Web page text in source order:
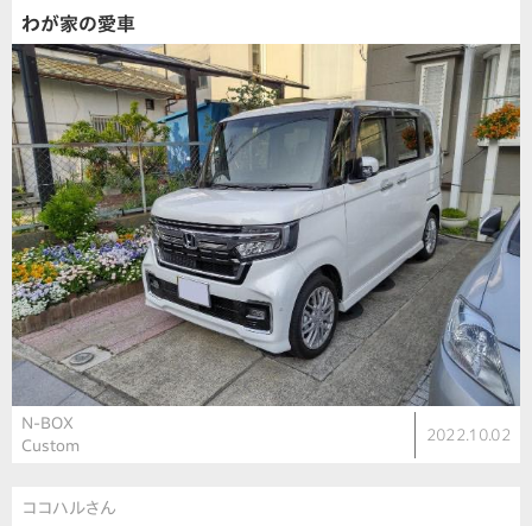
わが家の愛車
N-BOX
Custom
2022.10.02
ココハルさん